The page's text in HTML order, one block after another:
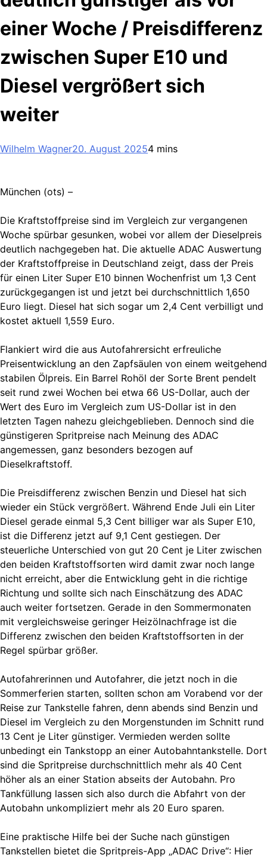
einer Woche / Preisdifferenz
zwischen Super E10 und
Diesel vergrößert sich
weiter
Wilhelm Wagner20. August 20254 mins
München (ots) –
Die Kraftstoffpreise sind im Vergleich zur vergangenen
Woche spürbar gesunken, wobei vor allem der Dieselpreis
deutlich nachgegeben hat. Die aktuelle ADAC Auswertung
der Kraftstoffpreise in Deutschland zeigt, dass der Preis
für einen Liter Super E10 binnen Wochenfrist um 1,3 Cent
zurückgegangen ist und jetzt bei durchschnittlich 1,650
Euro liegt. Diesel hat sich sogar um 2,4 Cent verbilligt und
kostet aktuell 1,559 Euro.
Flankiert wird die aus Autofahrersicht erfreuliche
Preisentwicklung an den Zapfsäulen von einem weitgehend
stabilen Ölpreis. Ein Barrel Rohöl der Sorte Brent pendelt
seit rund zwei Wochen bei etwa 66 US-Dollar, auch der
Wert des Euro im Vergleich zum US-Dollar ist in den
letzten Tagen nahezu gleichgeblieben. Dennoch sind die
günstigeren Spritpreise nach Meinung des ADAC
angemessen, ganz besonders bezogen auf
Dieselkraftstoff.
Die Preisdifferenz zwischen Benzin und Diesel hat sich
wieder ein Stück vergrößert. Während Ende Juli ein Liter
Diesel gerade einmal 5,3 Cent billiger war als Super E10,
ist die Differenz jetzt auf 9,1 Cent gestiegen. Der
steuerliche Unterschied von gut 20 Cent je Liter zwischen
den beiden Kraftstoffsorten wird damit zwar noch lange
nicht erreicht, aber die Entwicklung geht in die richtige
Richtung und sollte sich nach Einschätzung des ADAC
auch weiter fortsetzen. Gerade in den Sommermonaten
mit vergleichsweise geringer Heizölnachfrage ist die
Differenz zwischen den beiden Kraftstoffsorten in der
Regel spürbar größer.
Autofahrerinnen und Autofahrer, die jetzt noch in die
Sommerferien starten, sollten schon am Vorabend vor der
Reise zur Tankstelle fahren, denn abends sind Benzin und
Diesel im Vergleich zu den Morgenstunden im Schnitt rund
13 Cent je Liter günstiger. Vermieden werden sollte
unbedingt ein Tankstopp an einer Autobahntankstelle. Dort
sind die Spritpreise durchschnittlich mehr als 40 Cent
höher als an einer Station abseits der Autobahn. Pro
Tankfüllung lassen sich also durch die Abfahrt von der
Autobahn unkompliziert mehr als 20 Euro sparen.
Eine praktische Hilfe bei der Suche nach günstigen
Tankstellen bietet die Spritpreis-App „ADAC Drive“: Hier